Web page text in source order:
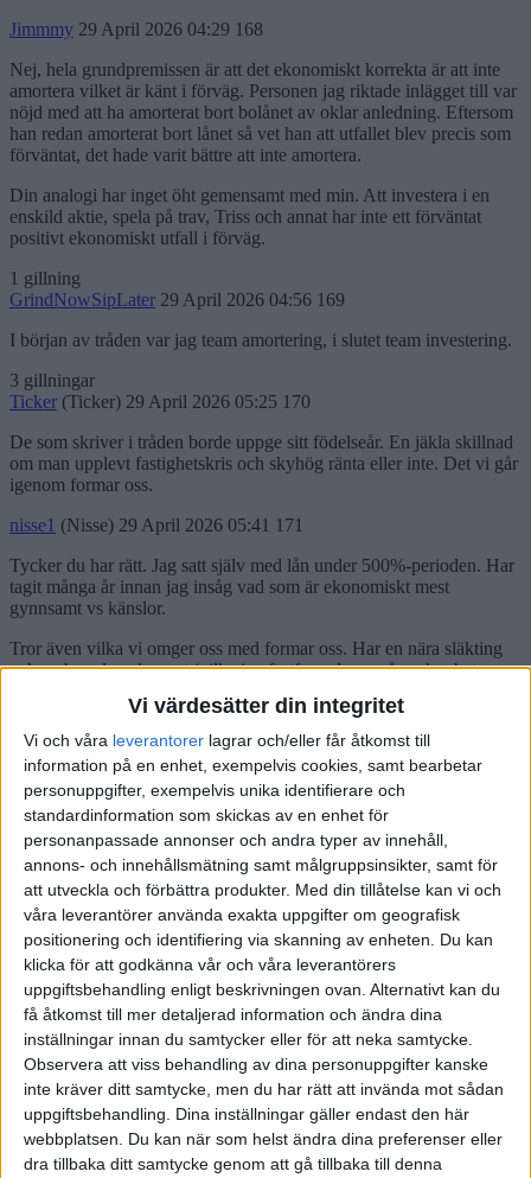
Vi värdesätter din integritet
Vi och våra leverantorer lagrar och/eller får åtkomst till
information på en enhet, exempelvis cookies, samt bearbetar
personuppgifter, exempelvis unika identifierare och
standardinformation som skickas av en enhet för
personanpassade annonser och andra typer av innehåll,
annons- och innehållsmätning samt målgruppsinsikter, samt för
att utveckla och förbättra produkter. Med din tillåtelse kan vi och
våra leverantörer använda exakta uppgifter om geografisk
positionering och identifiering via skanning av enheten. Du kan
klicka för att godkänna vår och våra leverantörers
uppgiftsbehandling enligt beskrivningen ovan. Alternativt kan du
få åtkomst till mer detaljerad information och ändra dina
inställningar innan du samtycker eller för att neka samtycke.
Observera att viss behandling av dina personuppgifter kanske
inte kräver ditt samtycke, men du har rätt att invända mot sådan
uppgiftsbehandling. Dina inställningar gäller endast den här
webbplatsen. Du kan när som helst ändra dina preferenser eller
dra tillbaka ditt samtycke genom att gå tillbaka till denna
Jimmmy 29 April 2026 04:29 168
Nej, hela grundpremissen är att det ekonomiskt korrekta är att inte
amortera vilket är känt i förväg. Personen jag riktade inlägget till var
nöjd med att ha amorterat bort bolånet av oklar anledning. Eftersom
han redan amorterat bort lånet så vet han att utfallet blev precis som
förväntat, det hade varit bättre att inte amortera.
Din analogi har inget öht gemensamt med min. Att investera i en
enskild aktie, spela på trav, Triss och annat har inte ett förväntat
positivt ekonomiskt utfall i förväg.
1 gillning
GrindNowSipLater 29 April 2026 04:56 169
I början av tråden var jag team amortering, i slutet team investering.
3 gillningar
Ticker (Ticker) 29 April 2026 05:25 170
De som skriver i tråden borde uppge sitt födelseår. En jäkla skillnad
om man upplevt fastighetskris och skyhög ränta eller inte. Det vi går
igenom formar oss.
nisse1 (Nisse) 29 April 2026 05:41 171
Tycker du har rätt. Jag satt själv med lån under 500%-perioden. Har
tagit många år innan jag insåg vad som är ekonomiskt mest
gynnsamt vs känslor.
Tror även vilka vi omger oss med formar oss. Har en nära släkting
och en barndomskamrat (vilka jag fortfarande umgås och arbetar
under många år att inte putta in pengar på börsen eller byta bostad -
för dessa krisvarnare är det bara en tidsfråga innan bostadsbubblan
spricker. De har argumenterat för den orimliga bostadslånekarusellen
sedan så länge jag kan minnas.
Med facit i hand ångrar jag att jag lyssnat till alla alarmister. Men
någon gång får de kanske rätt och då kommer vi andra garanterat att
höra“vad var det vi sa!”
Jimmmy 29 April 2026 05:49172
Nu talar vi ettor och nollor, att man känslomässigt vill amortera är en
annan sak. Vill man det så är det fine by me, men man bör vara ärlig
med att det är just känslomässigt.
2 gillningar
Ticker (Ticker)29 April 2026 10:24174
Vilket år är du född?
Jimmmy 29 April 2026 13:23175
Har inget med saken att göra